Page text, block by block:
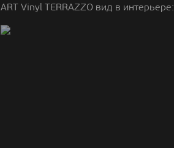
ART Vinyl TERRAZZO вид в интерьере: